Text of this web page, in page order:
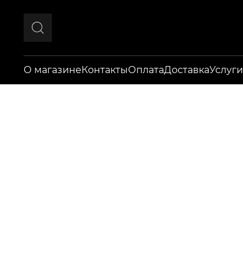
О магазинеКонтактыОплатаДоставкаУслуги